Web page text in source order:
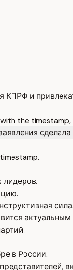
КПРФ и
the timestamp,
лидеров.
сила.
актуальным
в России.